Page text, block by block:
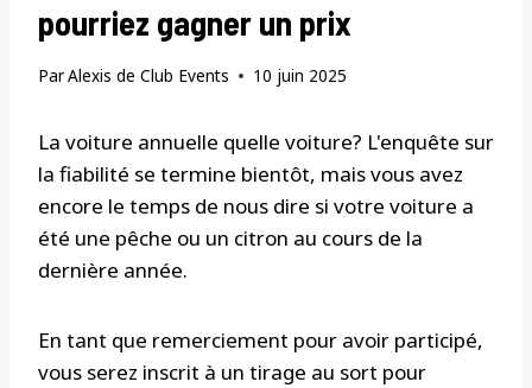
pourriez gagner un prix
ParAlexis de Club Events 10 juin 2025
La voiture annuelle quelle voiture? L'enquête sur
la fiabilité se termine bientôt, mais vous avez
encore le temps de nous dire si votre voiture a
été une pêche ou un citron au cours de la
dernière année.
En tant que remerciement pour avoir participé,
vous serez inscrit à un tirage au sort pour